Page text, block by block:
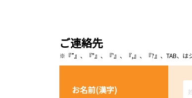
ご連絡先
※『”』、『"』、『'』、『,』、『?』、TAB、は
お名前(漢字)